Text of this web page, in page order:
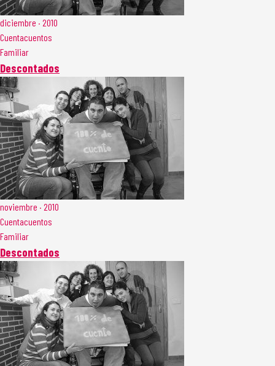
diciembre · 2010
Cuentacuentos
Familiar
Descontados
noviembre · 2010
Cuentacuentos
Familiar
Descontados